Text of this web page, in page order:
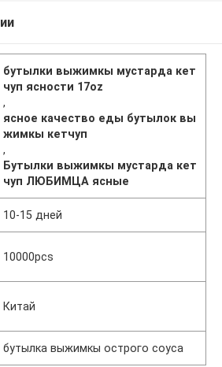
бутылки выжимкы мустарда кет
чуп ясности 17oz
,
ясное качество еды бутылок вы
жимкы кетчуп
,
Бутылки выжимкы мустарда кет
чуп ЛЮБИМЦА ясные
10-15 дней
10000pcs
Китай
бутылка выжимкы острого соуса